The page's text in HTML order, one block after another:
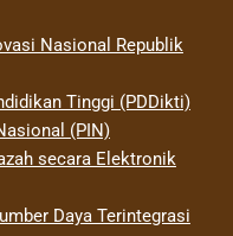
Nasional Republik
Tinggi (PDDikti)
(PIN)
secara Elektronik
Daya Terintegrasi